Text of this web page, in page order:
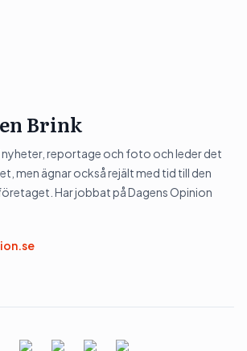
Brink
reportage och foto och leder det
men ägnar också rejält med tid till den
Har jobbat på Dagens Opinion